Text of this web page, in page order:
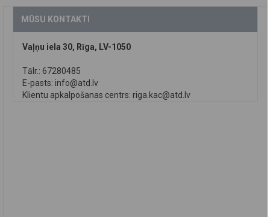
MŪSU KONTAKTI
Vaļņu iela 30, Rīga, LV-1050
Tālr.: 67280485
E-pasts: info@atd.lv
Klientu apkalpošanas centrs: riga.kac@atd.lv